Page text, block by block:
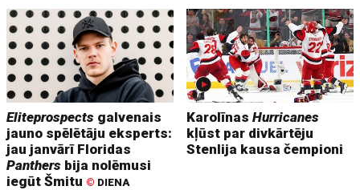
Eliteprospects galvenais
jauno spēlētāju eksperts:
jau janvārī Floridas
Panthers bija nolēmusi
iegūt Šmitu © DIENA
KarolīnasHurricanes
kļūst par divkārtēju
Stenlija kausa čempioni